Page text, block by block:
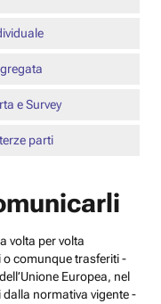
e Survey
parti
volta per volta
comunque trasferiti -
Europea, nel
normativa vigente -